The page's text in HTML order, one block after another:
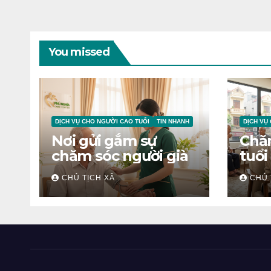
You missed
DỊCH VỤ CHO NGƯỜI CAO TUỔI TIN NHANH
Nơi gửi gắm sự
chăm sóc người già
CHỦ TỊCH XÃ
DỊCH VỤ
tuổi
CHỦ